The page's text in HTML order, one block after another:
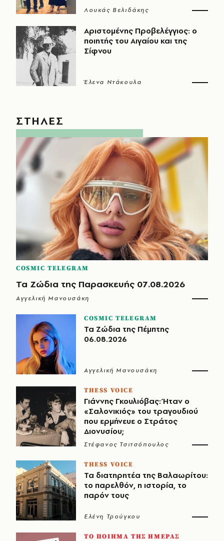
Λουκάς Βελιδάκης
Αριστομένης Προβελέγγιος: ο
ποιητής του Αιγαίου και της
Σίφνου
Έλενα Ντάκουλα
ΣΤΗΛΕΣ
COSMIC TELEGRAM
Τα Ζώδια της Παρασκευής 07.08.2026
Αγγελική Μανουσάκη
COSMIC TELEGRAM
Τα Ζώδια της Πέμπτης
06.08.2026
Αγγελική Μανουσάκη
THESS VOICE
Γιάννης Γκουλιόβας: Ήταν ο
«Σαλονικιός» του τραγουδιού
που ερμήνευε ο Στράτος
Διονυσίου;
Στέφανος Τσιτσόπουλος
THESS VOICE
Τα διατηρητέα της Βαλαωρίτου:
το παρελθόν, η ιστορία, το
παρόν τους
Ελένη Τρούγκου
ΤΟ ΠΟΙΗΜΑ ΤΗΣ ΗΜΕΡΑΣ